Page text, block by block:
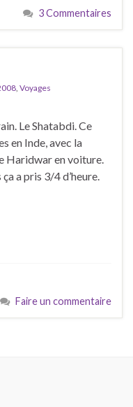
3 Commentaires
, Voyages
Le Shatabdi. Ce
en Inde, avec la
Haridwar en voiture.
a pris 3/4 d’heure.
Faire un commentaire